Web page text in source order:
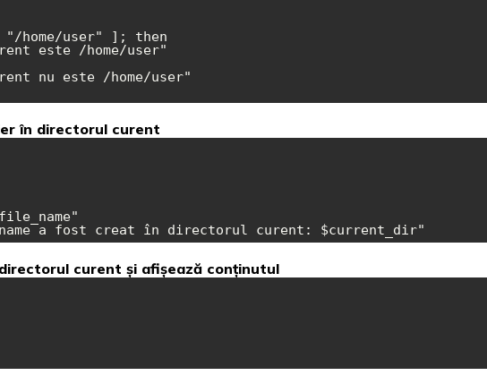
home/user" ]; then
în directorul curent
curent și afișează conținutul